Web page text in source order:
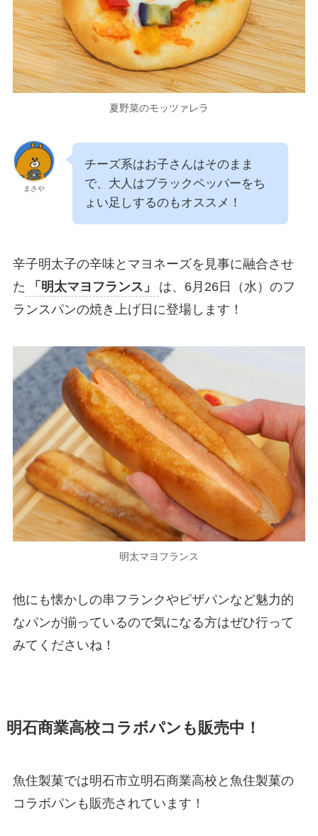
夏野菜のモッツァレラ
まさや
チーズ系はお子さんはそのまま
で、大人はブラックペッパーをち
ょい足しするのもオススメ！
辛子明太子の辛味とマヨネーズを見事に融合させ
た
「明太マヨフランス」
は、6月26日（水）のフ
ランスパンの焼き上げ日に登場します！
明太マヨフランス
他にも懐かしの串フランクやピザパンなど魅力的
なパンが揃っているので気になる方はぜひ行って
みてくださいね！
明石商業高校コラボパンも販売中！
魚住製菓では明石市立明石商業高校と魚住製菓の
コラボパンも販売されています！